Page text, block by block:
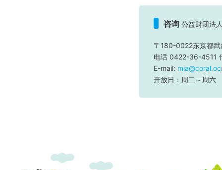
咨询公益财团法
〒180-0022东京都
电话 0422-36-4511
E-mail:
开放日：周二～周六